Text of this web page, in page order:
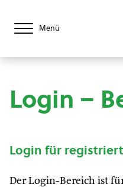
Menü
Login –
Login für
Der Login-Bereich ist